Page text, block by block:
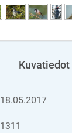
Kuvatiedot
18.05.2017
1311